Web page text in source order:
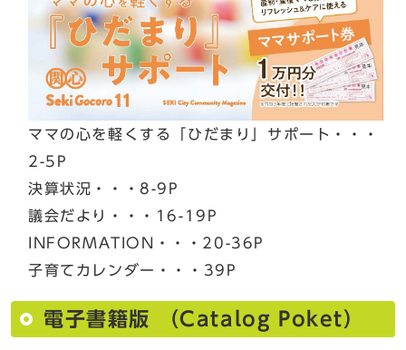
ママの心を軽くする「ひだまり」サポート・・・
2-5P
決算状況・・・8-9P
議会だより・・・16-19P
INFORMATION・・・20-36P
子育てカレンダー・・・39P
電子書籍版 （Catalog Poket）